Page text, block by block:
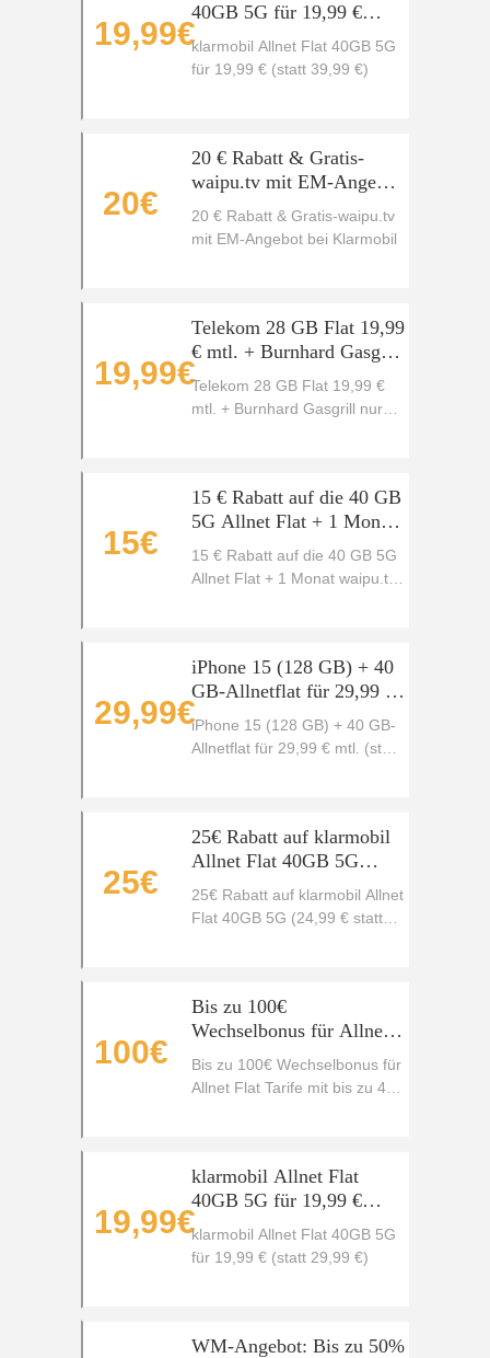
19,99€
40GB 5G für 19,99 €
(statt 39,99 €)
klarmobil Allnet Flat 40GB 5G
für 19,99 € (statt 39,99 €)
20€
20 € Rabatt & Gratis-
waipu.tv mit EM-Angebot
bei Klarmobil
20 € Rabatt & Gratis-waipu.tv
mit EM-Angebot bei Klarmobil
19,99€
Telekom 28 GB Flat 19,99
€ mtl. + Burnhard Gasgrill
nur 19,95 € einmalig
Telekom 28 GB Flat 19,99 €
mtl. + Burnhard Gasgrill nur
15€
15 € Rabatt auf die 40 GB
5G Allnet Flat + 1 Monat
waipu.tv Perfect Plus
gratis
15 € Rabatt auf die 40 GB 5G
Allnet Flat + 1 Monat waipu.tv
29,99€
iPhone 15 (128 GB) + 40
GB-Allnetflat für 29,99 €
mtl. (statt 39,99 €)
iPhone 15 (128 GB) + 40 GB-
Allnetflat für 29,99 € mtl. (statt
25€
25€ Rabatt auf klarmobil
Allnet Flat 40GB 5G
(24,99 € statt 49,99 €)
25€ Rabatt auf klarmobil Allnet
Flat 40GB 5G (24,99 € statt
100€
Bis zu 100€
Wechselbonus für Allnet
Flat Tarife mit bis zu 40
GB
Bis zu 100€ Wechselbonus für
Allnet Flat Tarife mit bis zu 40
19,99€
klarmobil Allnet Flat
40GB 5G für 19,99 €
(statt 29,99 €)
klarmobil Allnet Flat 40GB 5G
für 19,99 € (statt 29,99 €)
WM-Angebot: Bis zu 50%